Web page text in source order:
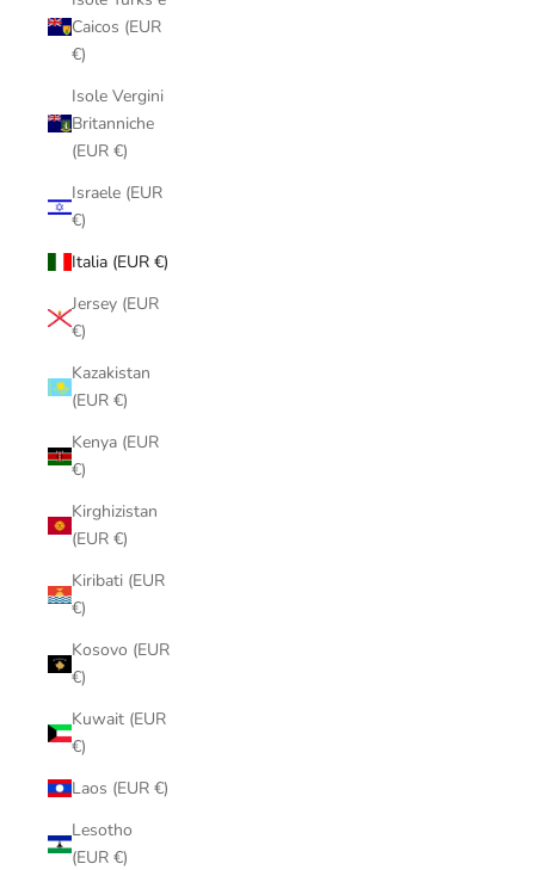
Caicos (EUR
€)
Isole Vergini
Britanniche
(EUR €)
Israele (EUR
€)
Italia (EUR €)
Jersey (EUR
€)
Kazakistan
(EUR €)
Kenya (EUR
€)
Kirghizistan
(EUR €)
Kiribati (EUR
€)
Kosovo (EUR
€)
Kuwait (EUR
€)
Laos (EUR €)
Lesotho
(EUR €)